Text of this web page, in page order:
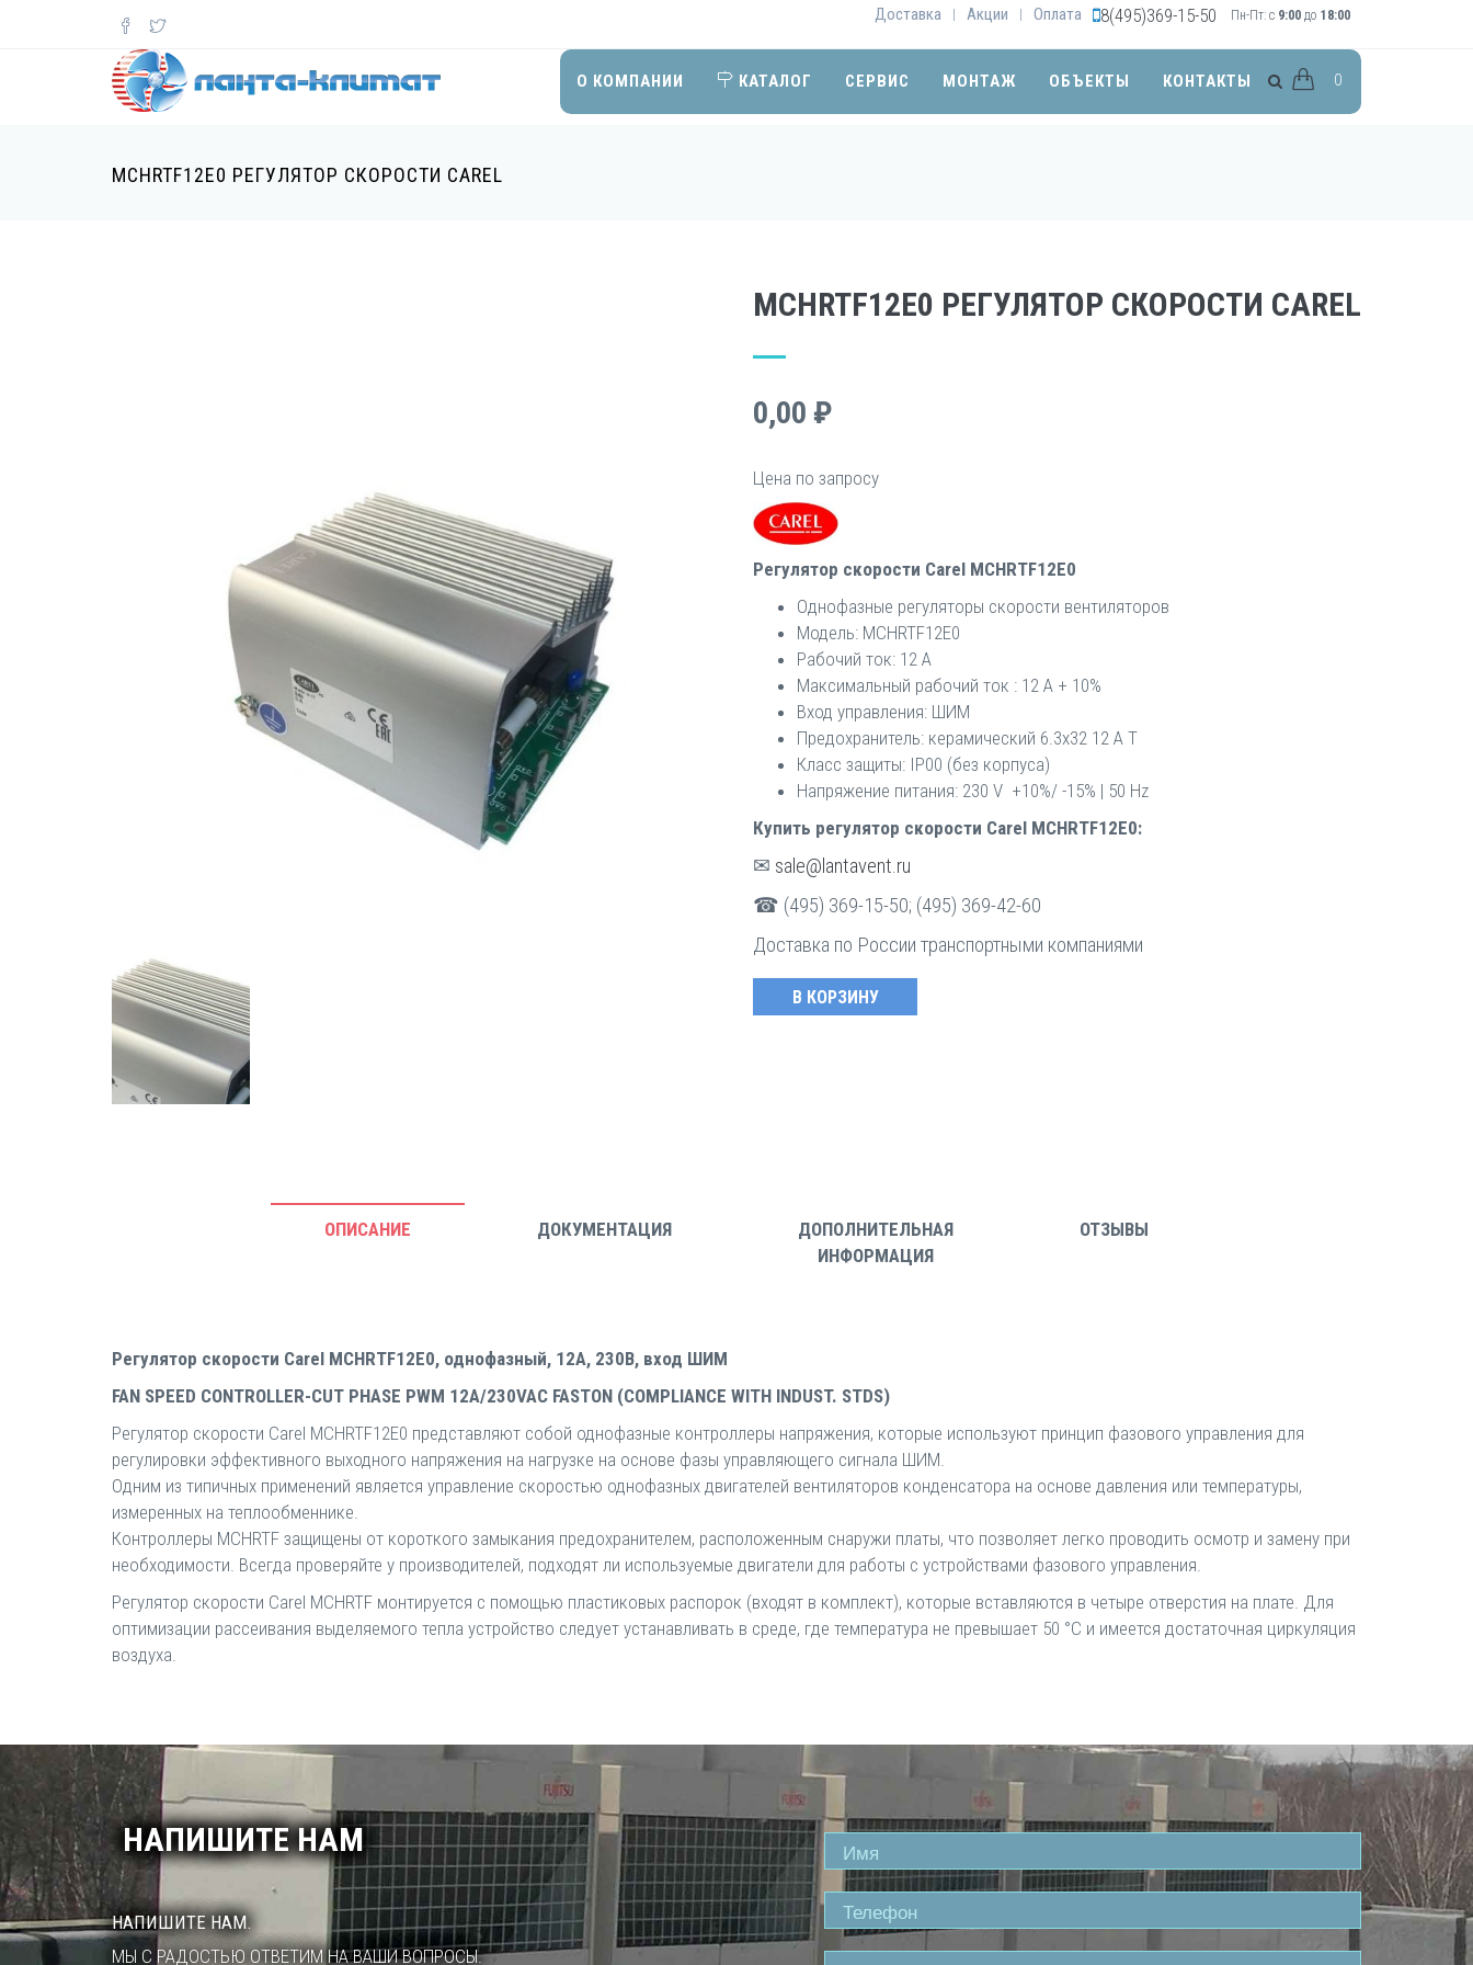
Доставка | Акции | Оплата 8(495)369-15-50 Пн-Пт: с 9:00 до 18:00
О КОМПАНИИ КАТАЛОГ СЕРВИС МОНТАЖ ОБЪЕКТЫ КОНТАКТЫ 0
MCHRTF12E0 РЕГУЛЯТОР СКОРОСТИ CAREL
MCHRTF12E0 РЕГУЛЯТОР СКОРОСТИ CAREL
0,00 ₽
Цена по запросу
Регулятор скорости Carel MCHRTF12E0
Однофазные регуляторы скорости вентиляторов
Модель: MCHRTF12E0
Рабочий ток: 12 A
Максимальный рабочий ток : 12 A + 10%
Вход управления: ШИМ
Предохранитель: керамический 6.3x32 12 A T
Класс защиты: IP00 (без корпуса)
Напряжение питания: 230 V +10%/ -15% | 50 Hz
Купить регулятор скорости Carel MCHRTF12E0:
✉ sale@lantavent.ru
☎ (495) 369-15-50; (495) 369-42-60
Доставка по России транспортными компаниями
ОПИСАНИЕ ДОКУМЕНТАЦИЯ
ДОПОЛНИТЕЛЬНАЯ
ИНФОРМАЦИЯ
ОТЗЫВЫ
Регулятор скорости Carel MCHRTF12E0, однофазный, 12A, 230В, вход ШИМ
FAN SPEED CONTROLLER-CUT PHASE PWM 12A/230VAC FASTON (COMPLIANCE WITH INDUST. STDS)
Регулятор скорости Carel MCHRTF12E0 представляют собой однофазные контроллеры напряжения, которые используют принцип фазового управления для
регулировки эффективного выходного напряжения на нагрузке на основе фазы управляющего сигнала ШИМ.
Одним из типичных применений является управление скоростью однофазных двигателей вентиляторов конденсатора на основе давления или температуры,
измеренных на теплообменнике.
Контроллеры MCHRTF защищены от короткого замыкания предохранителем, расположенным снаружи платы, что позволяет легко проводить осмотр и замену при
необходимости. Всегда проверяйте у производителей, подходят ли используемые двигатели для работы с устройствами фазового управления.
Регулятор скорости Carel MCHRTF монтируется с помощью пластиковых распорок (входят в комплект), которые вставляются в четыре отверстия на плате. Для
оптимизации рассеивания выделяемого тепла устройство следует устанавливать в среде, где температура не превышает 50 °C и имеется достаточная циркуляция
воздуха.
НАПИШИТЕ НАМ
НАПИШИТЕ НАМ.
МЫ С РАДОСТЬЮ ОТВЕТИМ НА ВАШИ ВОПРОСЫ.
Name
Phone